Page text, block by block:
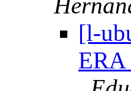
[l-
ERA